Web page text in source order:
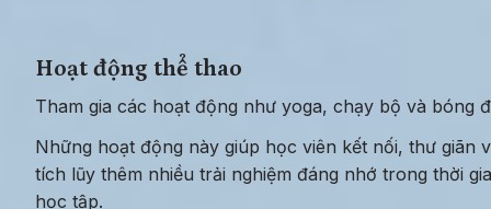
Hoạt động thể thao
Tham gia các hoạt động như yoga, chạy bộ và bóng
Những hoạt động này giúp học viên kết nối, thư giãn
tích lũy thêm nhiều trải nghiệm đáng nhớ trong thời
học tập.